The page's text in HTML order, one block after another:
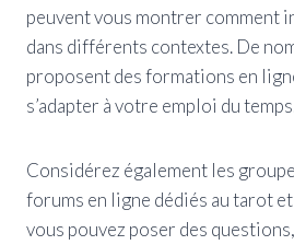
peuvent vous montrer comment
dans différents contextes. De
proposent des formations en
s’adapter à votre emploi du
Considérez également les
forums en ligne dédiés au tarot
vous pouvez poser des